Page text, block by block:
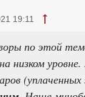
19:11
по этой
низком